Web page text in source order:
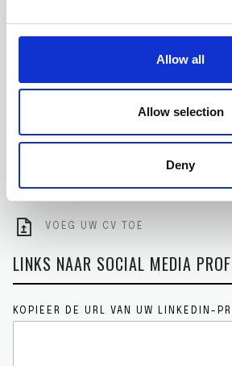
Allow all
Allow selection
Deny
WEEKENDEN
VOEG UW CV TOE
LINKS NAAR SOCIAL MEDIA
KOPIEER DE URL VAN UW LINKEDIN-